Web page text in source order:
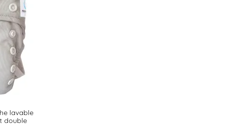
lavable
double